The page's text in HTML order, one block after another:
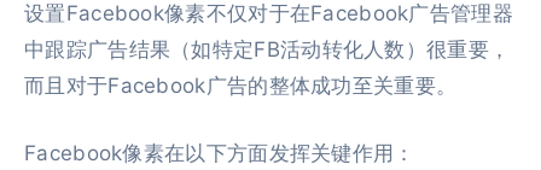
设置Facebook像素不仅对于在Facebook广告管理器
中跟踪广告结果（如特定FB活动转化人数）很重要，
而且对于Facebook广告的整体成功至关重要。
Facebook像素在以下方面发挥关键作用：